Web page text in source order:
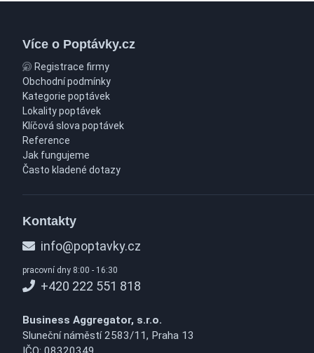
Více o Poptávky.cz
Registrace firmy
Obchodní podmínky
Kategorie poptávek
Lokality poptávek
Klíčová slova poptávek
Reference
Jak fungujeme
Často kladené dotazy
Kontakty
info@poptavky.cz
pracovní dny 8:00 - 16:30
+420 222 551 818
Business Aggregator, s.r.o.
Sluneční náměstí 2583/11, Praha 13